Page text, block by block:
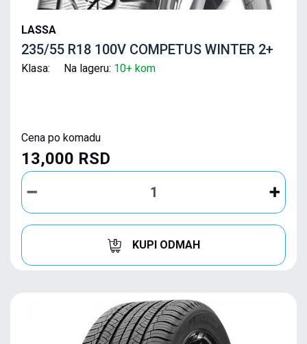
LASSA
235/55 R18 100V COMPETUS WINTER 2+
Klasa: Na lageru: 10+ kom
Cena po komadu
13,000 RSD
KUPI ODMAH